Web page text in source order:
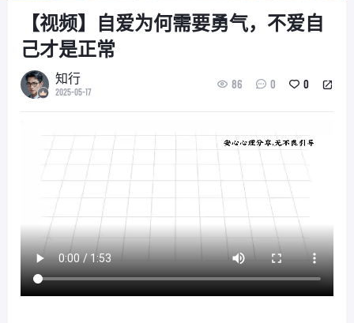
【视频】自爱为何需要勇气，不爱自
己才是正常
知行
2025-05-17
86 0 0